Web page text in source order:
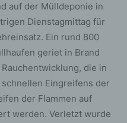
auf der Mülldeponie in
Dienstagmittag für
Ein rund 800
geriet in Brand
die in
Eingreifens der
der Flammen auf
werden. Verletzt wurde